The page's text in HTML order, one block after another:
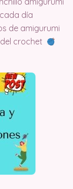
día
de amigurumi
crochet